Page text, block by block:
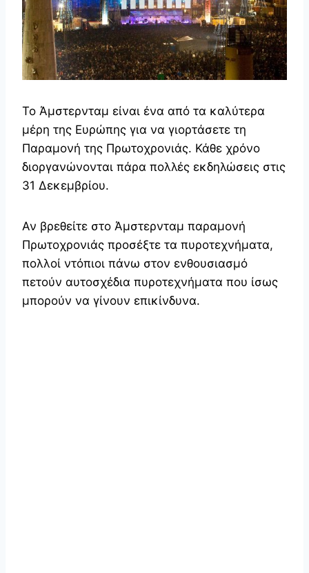
Το Άμστερνταμ είναι ένα από τα καλύτερα
μέρη της Ευρώπης για να γιορτάσετε τη
Παραμονή της Πρωτοχρονιάς. Κάθε χρόνο
διοργανώνονται πάρα πολλές εκδηλώσεις στις
31 Δεκεμβρίου.
Αν βρεθείτε στο Άμστερνταμ παραμονή
Πρωτοχρονιάς προσέξτε τα πυροτεχνήματα,
πολλοί ντόπιοι πάνω στον ενθουσιασμό
πετούν αυτοσχέδια πυροτεχνήματα που ίσως
μπορούν να γίνουν επικίνδυνα.